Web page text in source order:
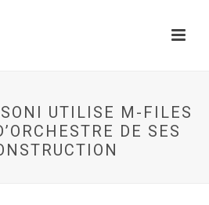
UTILISE M-FILES
DE SES